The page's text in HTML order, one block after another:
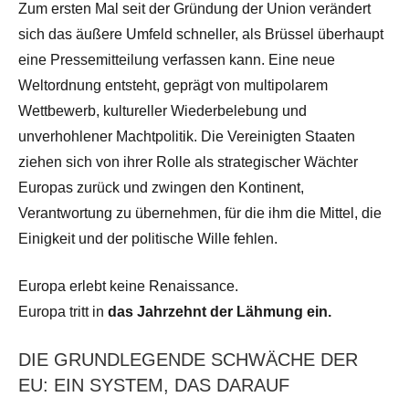
Zum ersten Mal seit der Gründung der Union verändert
sich das äußere Umfeld schneller, als Brüssel überhaupt
eine Pressemitteilung verfassen kann. Eine neue
Weltordnung entsteht, geprägt von multipolarem
Wettbewerb, kultureller Wiederbelebung und
unverhohlener Machtpolitik. Die Vereinigten Staaten
ziehen sich von ihrer Rolle als strategischer Wächter
Europas zurück und zwingen den Kontinent,
Verantwortung zu übernehmen, für die ihm die Mittel, die
Einigkeit und der politische Wille fehlen.
Europa erlebt keine Renaissance.
Europa tritt in das Jahrzehnt der Lähmung ein.
DIE GRUNDLEGENDE SCHWÄCHE DER
EU: EIN SYSTEM, DAS DARAUF